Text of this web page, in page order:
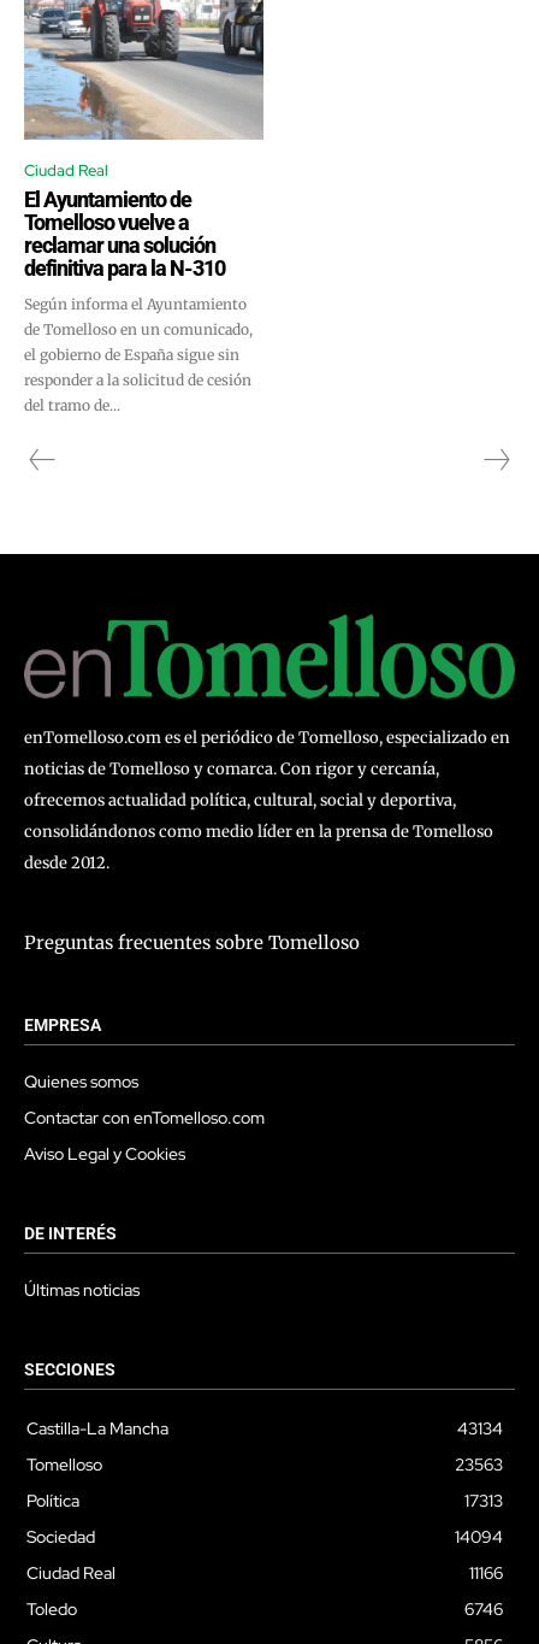
Ciudad Real
El Ayuntamiento de
Tomelloso vuelve a
reclamar una solución
definitiva para la N-310
Según informa el Ayuntamiento
de Tomelloso en un comunicado,
el gobierno de España sigue sin
responder a la solicitud de cesión
del tramo de...
enTomelloso.com es el periódico de Tomelloso, especializado en
noticias de Tomelloso y comarca. Con rigor y cercanía,
ofrecemos actualidad política, cultural, social y deportiva,
consolidándonos como medio líder en la prensa de Tomelloso
desde 2012.
Preguntas frecuentes sobre Tomelloso
EMPRESA
Quienes somos
Contactar con enTomelloso.com
Aviso Legal y Cookies
DE INTERÉS
Últimas noticias
SECCIONES
Castilla-La Mancha
43134
Tomelloso
23563
Política
17313
Sociedad
14094
Ciudad Real
11166
Toledo
6746